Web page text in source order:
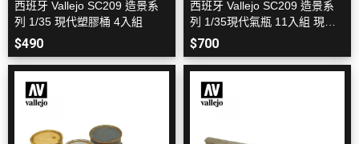
西班牙 Vallejo SC209 造景系
列 1/35 現代塑膠桶 4入組
$490
西班牙 Vallejo SC209 造景系
列 1/35現代氣瓶 11入組 現代
燃料桶 4入組
$700